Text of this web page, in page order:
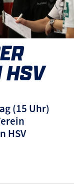
HSV
(15 Uhr)
HSV